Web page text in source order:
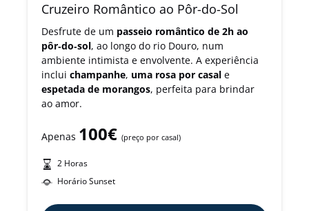
Cruzeiro Romântico ao Pôr-do-Sol
Desfrute de um passeio romântico de 2h ao
pôr‑do‑sol, ao longo do rio Douro, num
ambiente intimista e envolvente. A experiência
inclui champanhe, uma rosa por casal e
espetada de morangos, perfeita para brindar
ao amor.
Apenas 100€ (preço por casal)
2 Horas
Horário Sunset